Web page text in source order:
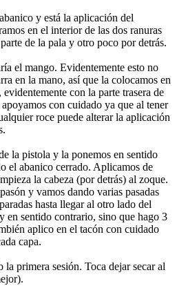
y está la aplicación del
en el interior de las dos ranuras
de la pala y otro poco por detrás.
el mango. Evidentemente esto no
en la mano, así que la colocamos en
con la parte trasera de
con cuidado ya que al tener
roce puede alterar la aplicación
la pistola y la ponemos en sentido
el abanico cerrado. Aplicamos de
la cabeza (por detrás) al zoque.
y vamos dando varias pasadas
hasta llegar al otro lado del
en sentido contrario, sino que hago 3
aplico en el tacón con cuidado
capa.
la primera sesión. Toca dejar secar al